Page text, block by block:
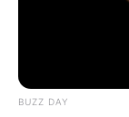
BUZZ DAY